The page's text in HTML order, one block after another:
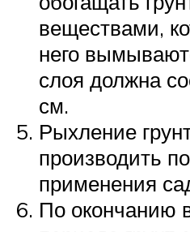
веществами,
него
слоя должна
см.
Рыхление
производить
применения
По окончанию